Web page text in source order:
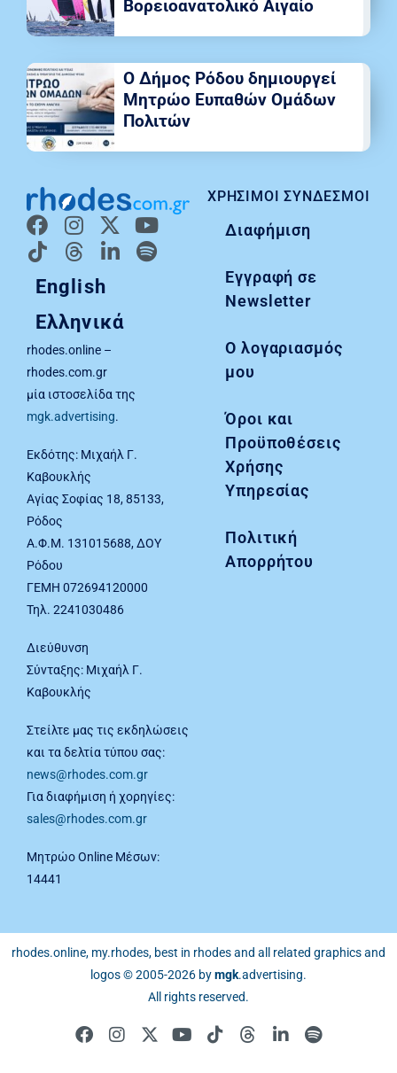
English
Ελληνικά
rhodes.online –
rhodes.com.gr
μία ιστοσελίδα της
mgk.advertising.
Εκδότης: Μιχαήλ Γ.
Καβουκλής
Αγίας Σοφίας 18, 85133,
Ρόδος
Α.Φ.Μ. 131015688, ΔΟΥ
Ρόδου
ΓΕΜΗ 072694120000
Τηλ. 2241030486
Διεύθυνση
Σύνταξης: Μιχαήλ Γ.
Καβουκλής
Στείλτε μας τις εκδηλώσεις
και τα δελτία τύπου σας:
news@rhodes.com.gr
Για διαφήμιση ή χορηγίες:
sales@rhodes.com.gr
Μητρώο Online Μέσων:
14441
ΧΡΉΣΙΜΟΙ ΣΎΝΔΕΣΜΟΙ
Διαφήμιση
Εγγραφή σε
Newsletter
Ο λογαριασμός
μου
Όροι και
Προϋποθέσεις
Χρήσης
Υπηρεσίας
Πολιτική
Απορρήτου
Βορειοανατολικό Αιγαίο
Ο Δήμος Ρόδου δημιουργεί
Μητρώο Ευπαθών Ομάδων
Πολιτών
rhodes.online, my.rhodes, best in rhodes and all related graphics and
logos © 2005-2026 bymgk.advertising.
All rights reserved.